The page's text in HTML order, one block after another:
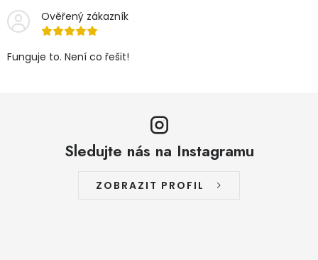
Ověřený zákazník
Funguje to. Není co řešit!
Sledujte nás na Instagramu
ZOBRAZIT PROFIL